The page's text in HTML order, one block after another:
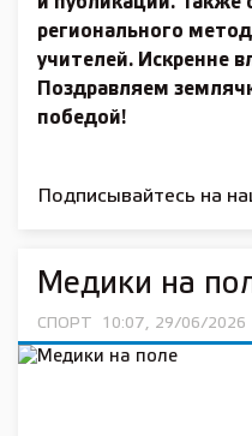
регионального
учителей. Искренне
Поздравляем
победой!
Подписывайтесь на
Медики на
СПОРТ 10:07, 29/06/2026